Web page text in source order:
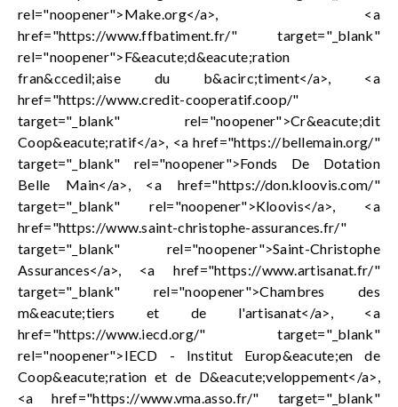
rel="noopener">Make.org</a>, <a
href="https://www.ffbatiment.fr/" target="_blank"
rel="noopener">F&eacute;d&eacute;ration
fran&ccedil;aise du b&acirc;timent</a>, <a
href="https://www.credit-cooperatif.coop/"
target="_blank" rel="noopener">Cr&eacute;dit
Coop&eacute;ratif</a>, <a href="https://bellemain.org/"
target="_blank" rel="noopener">Fonds De Dotation
Belle Main</a>, <a href="https://don.kloovis.com/"
target="_blank" rel="noopener">Kloovis</a>, <a
href="https://www.saint-christophe-assurances.fr/"
target="_blank" rel="noopener">Saint-Christophe
Assurances</a>, <a href="https://www.artisanat.fr/"
target="_blank" rel="noopener">Chambres des
m&eacute;tiers et de l'artisanat</a>, <a
href="https://www.iecd.org/" target="_blank"
rel="noopener">IECD - Institut Europ&eacute;en de
Coop&eacute;ration et de D&eacute;veloppement</a>,
<a href="https://www.vma.asso.fr/" target="_blank"